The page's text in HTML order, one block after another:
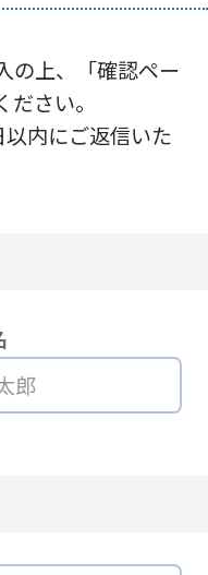
の上、「確認ペー
さい。
内にご返信いた